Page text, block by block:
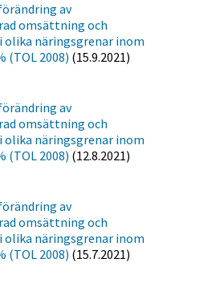
av
omsättning och
näringsgrenar inom
(TOL 2008) (15.9.2021)
av
omsättning och
näringsgrenar inom
(TOL 2008) (12.8.2021)
av
omsättning och
näringsgrenar inom
(TOL 2008) (15.7.2021)